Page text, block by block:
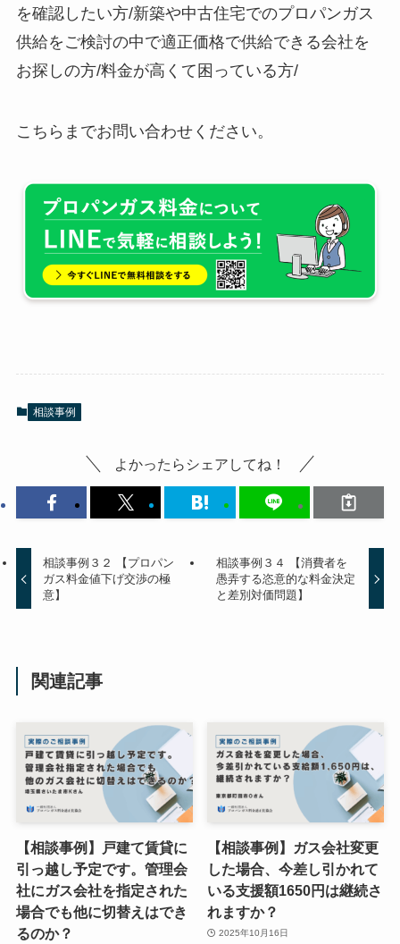
を確認したい方/新築や中古住宅でのプロパンガス
供給をご検討の中で適正価格で供給できる会社を
お探しの方/料金が高くて困っている方/
こちらまでお問い合わせください。
相談事例
よかったらシェアしてね！
相談事例３２ 【プロパン
ガス料金値下げ交渉の極
意】
相談事例３４ 【消費者を
愚弄する恣意的な料金決定
と差別対価問題】
関連記事
【相談事例】戸建て賃貸に
引っ越し予定です。管理会
社にガス会社を指定された
場合でも他に切替えはでき
るのか？
【相談事例】ガス会社変更
した場合、今差し引かれて
いる支援額1650円は継続さ
れますか？
2025年10月16日